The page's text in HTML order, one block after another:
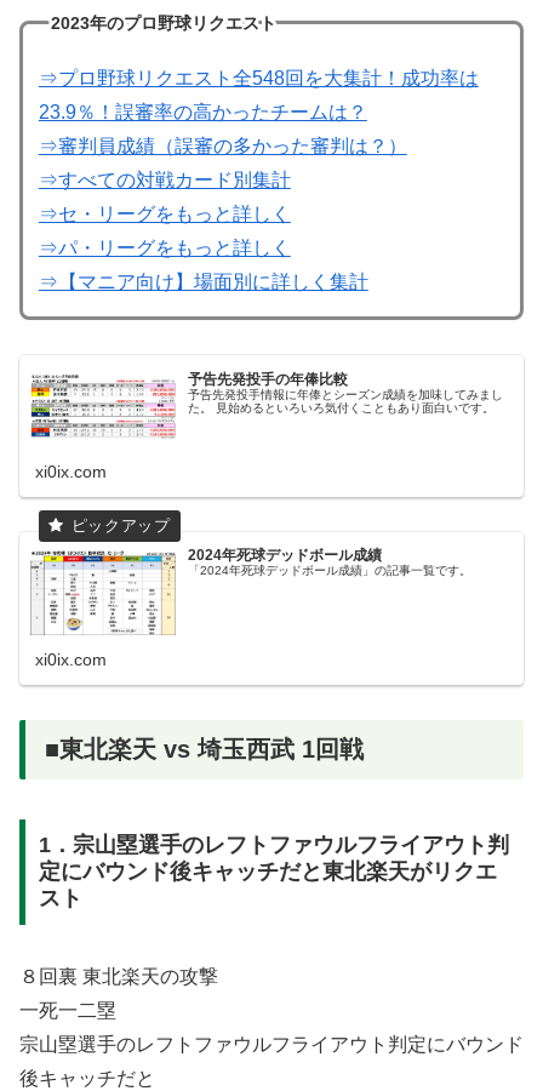
2023年のプロ野球リクエスト
⇒プロ野球リクエスト全548回を大集計！成功率は
23.9％！誤審率の高かったチームは？
⇒審判員成績（誤審の多かった審判は？）
⇒すべての対戦カード別集計
⇒セ・リーグをもっと詳しく
⇒パ・リーグをもっと詳しく
⇒【マニア向け】場面別に詳しく集計
予告先発投手の年俸比較
予告先発投手情報に年俸とシーズン成績を加味してみまし
た。 見始めるといろいろ気付くこともあり面白いです。
xi0ix.com
2024年死球デッドボール成績
「2024年死球デッドボール成績」の記事一覧です。
xi0ix.com
■東北楽天 vs 埼玉西武 1回戦
1．宗山塁選手のレフトファウルフライアウト判
定にバウンド後キャッチだと東北楽天がリクエ
スト
８回裏 東北楽天の攻撃
一死一二塁
宗山塁選手のレフトファウルフライアウト判定にバウンド
後キャッチだと